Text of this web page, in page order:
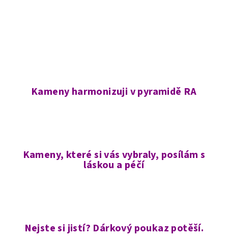
Kameny harmonizuji v pyramidě RA
Kameny, které si vás vybraly, posílám s
láskou a péčí
Nejste si jistí? Dárkový poukaz potěší.